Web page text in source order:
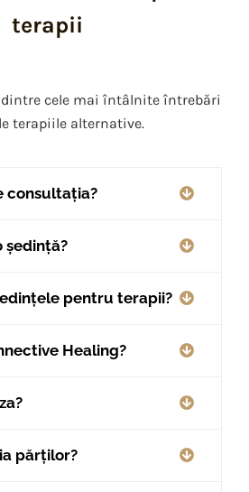
terapii
cele mai întâlnite întrebări
terapiile alternative.
consultația?
ședință?
pentru terapii?
Healing?
părților?